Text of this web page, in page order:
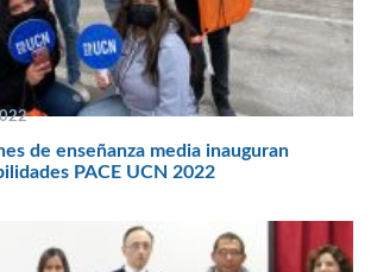
de enseñanza media inauguran
PACE UCN 2022